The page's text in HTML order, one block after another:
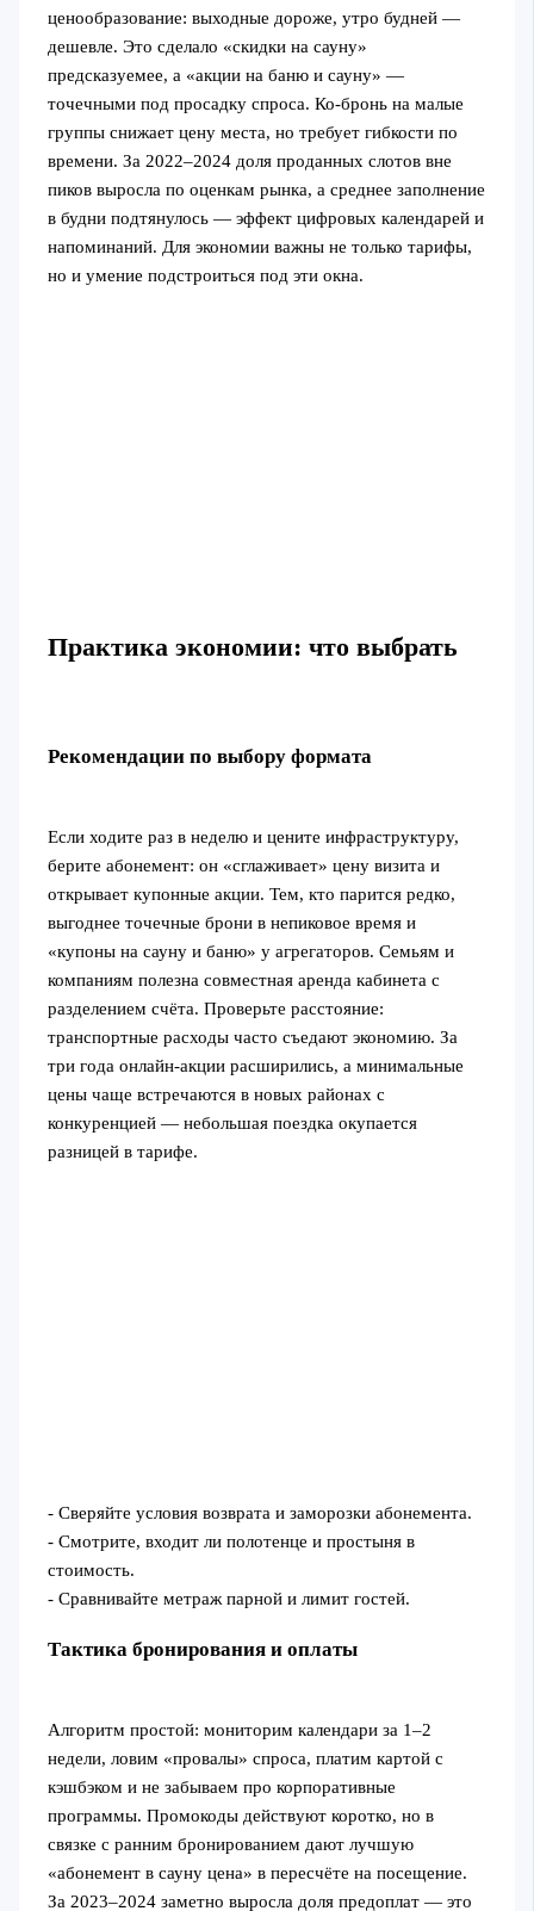
ценообразование: выходные дороже, утро будней —
дешевле. Это сделало «скидки на сауну»
предсказуемее, а «акции на баню и сауну» —
точечными под просадку спроса. Ко-бронь на малые
группы снижает цену места, но требует гибкости по
времени. За 2022–2024 доля проданных слотов вне
пиков выросла по оценкам рынка, а среднее заполнение
в будни подтянулось — эффект цифровых календарей и
напоминаний. Для экономии важны не только тарифы,
но и умение подстроиться под эти окна.
Практика экономии: что выбрать
Рекомендации по выбору формата
Если ходите раз в неделю и цените инфраструктуру,
берите абонемент: он «сглаживает» цену визита и
открывает купонные акции. Тем, кто парится редко,
выгоднее точечные брони в непиковое время и
«купоны на сауну и баню» у агрегаторов. Семьям и
компаниям полезна совместная аренда кабинета с
разделением счёта. Проверьте расстояние:
транспортные расходы часто съедают экономию. За
три года онлайн-акции расширились, а минимальные
цены чаще встречаются в новых районах с
конкуренцией — небольшая поездка окупается
разницей в тарифе.
- Сверяйте условия возврата и заморозки абонемента.
- Смотрите, входит ли полотенце и простыня в
стоимость.
- Сравнивайте метраж парной и лимит гостей.
Тактика бронирования и оплаты
Алгоритм простой: мониторим календари за 1–2
недели, ловим «провалы» спроса, платим картой с
кэшбэком и не забываем про корпоративные
программы. Промокоды действуют коротко, но в
связке с ранним бронированием дают лучшую
«абонемент в сауну цена» в пересчёте на посещение.
За 2023–2024 заметно выросла доля предоплат — это